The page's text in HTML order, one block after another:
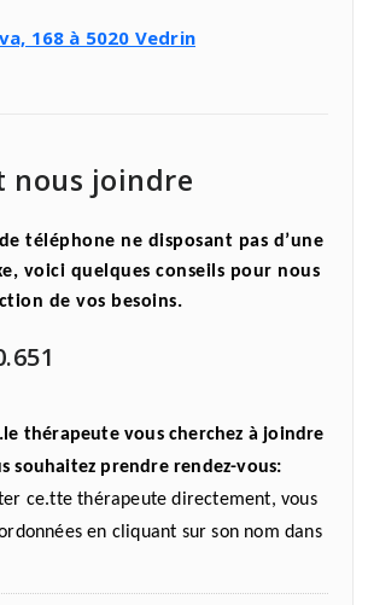
168 à 5020 Vedrin
nous joindre
téléphone ne disposant pas d’une
voici quelques conseils pour nous
de vos besoins.
thérapeute vous cherchez à joindre
souhaitez prendre rendez-vous:
ce.tte thérapeute directement, vous
en cliquant sur son nom dans